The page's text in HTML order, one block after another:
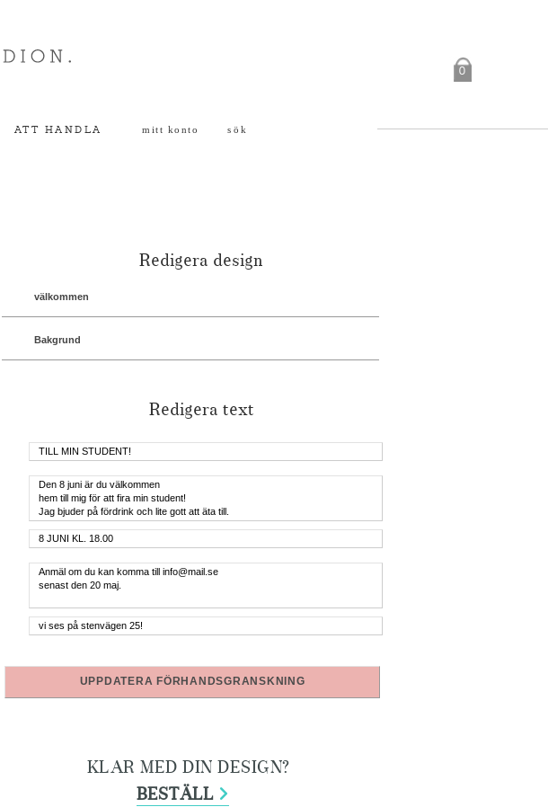
0
ATT HANDLA mitt konto sök
Redigera design
välkommen
Bakgrund
Redigera text
UPPDATERA FÖRHANDSGRANSKNING
KLAR MED DIN DESIGN?
BESTÄLL >